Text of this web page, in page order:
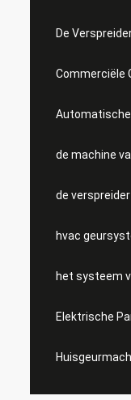
De
Commerciële
de machine
de
hvac
het systeem
Elektrische